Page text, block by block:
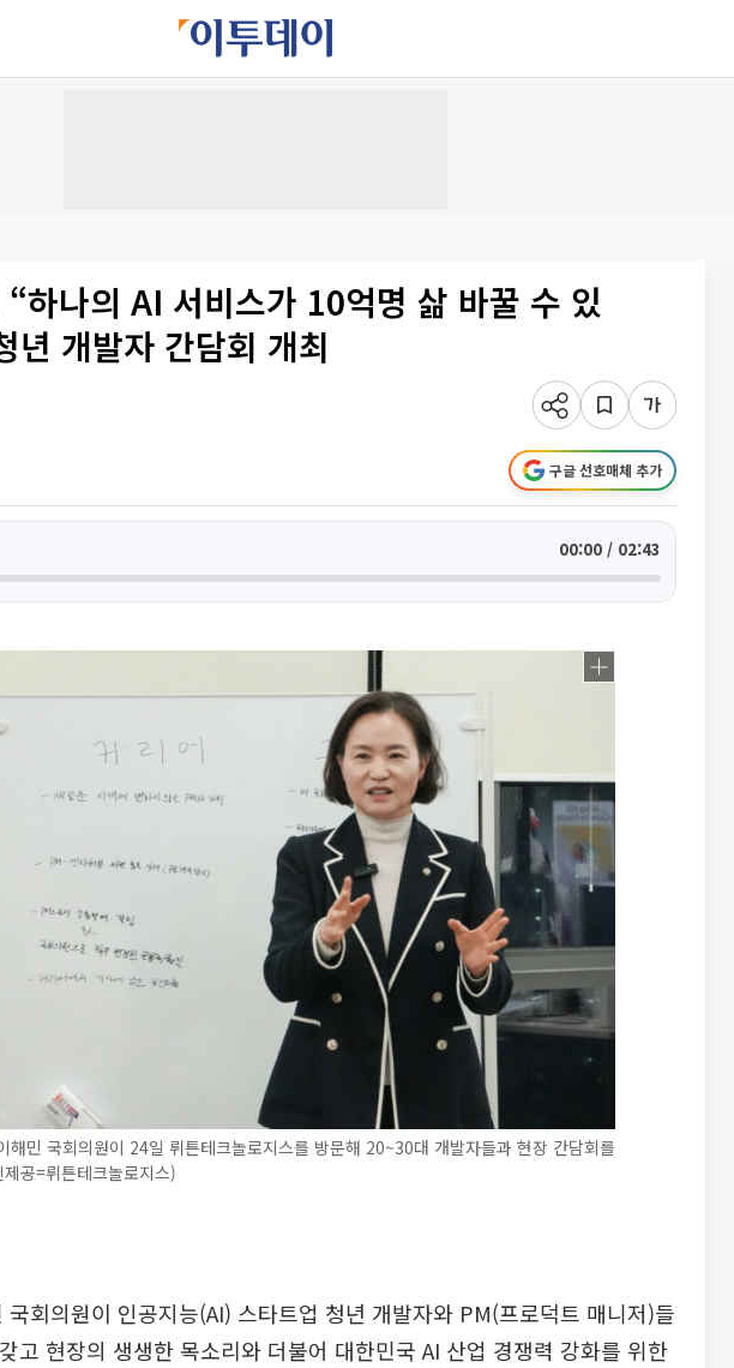
“하나의 AI 서비스가 10억명 삶 바꿀 수 있
개발자 간담회 개최
구글 선호매체 추가
00:00 / 02:43
민 국회의원이 24일 뤼튼테크놀로지스를 방문해 20~30대 개발자들과 현장 간담회를
공=뤼튼테크놀로지스)
국회의원이 인공지능(AI) 스타트업 청년 개발자와 PM(프로덕트 매니저)들
고 현장의 생생한 목소리와 더불어 대한민국 AI 산업 경쟁력 강화를 위한